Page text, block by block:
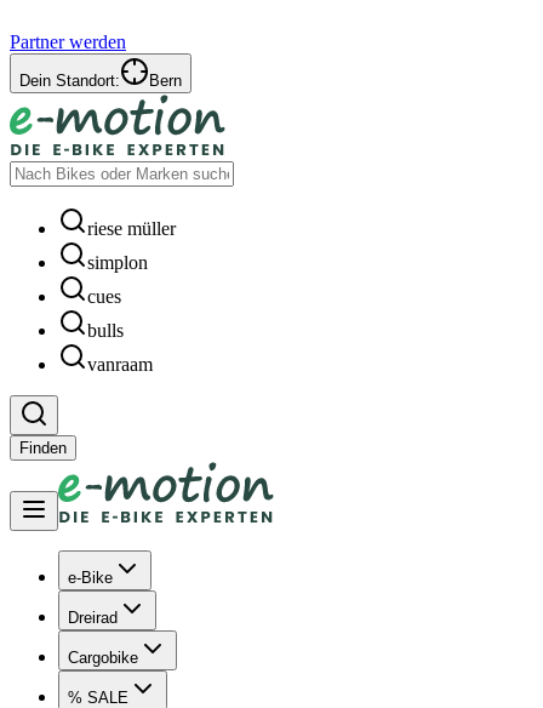
Partner werden
Dein Standort: Bern
riese müller
simplon
cues
bulls
vanraam
Finden
e-Bike
Dreirad
Cargobike
% SALE